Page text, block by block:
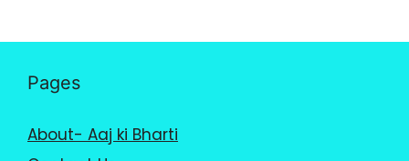
Pages
About- Aaj ki Bharti